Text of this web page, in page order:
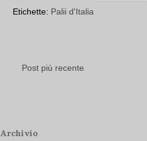
Etichette: Palii d'Italia
Post più recente
Archivio